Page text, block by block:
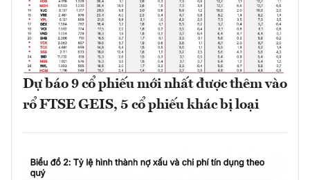
Dự báo 9 cổ phiếu mới nhất được thêm vào
rổ FTSE GEIS, 5 cổ phiếu khác bị loại